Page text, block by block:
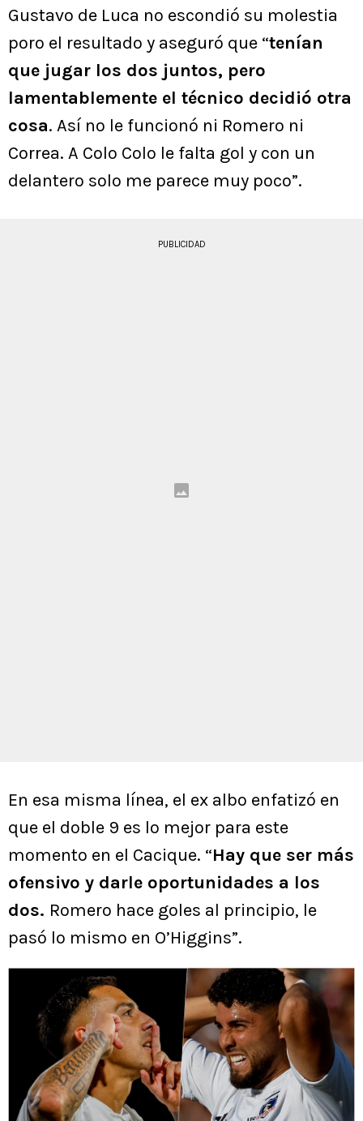
Gustavo de Luca no escondió su molestia
poro el resultado y aseguró que “tenían
que jugar los dos juntos, pero
lamentablemente el técnico decidió otra
cosa. Así no le funcionó ni Romero ni
Correa. A Colo Colo le falta gol y con un
delantero solo me parece muy poco”.
PUBLICIDAD
En esa misma línea, el ex albo enfatizó en
que el doble 9 es lo mejor para este
momento en el Cacique. “Hay que ser más
ofensivo y darle oportunidades a los
dos. Romero hace goles al principio, le
pasó lo mismo en O’Higgins”.